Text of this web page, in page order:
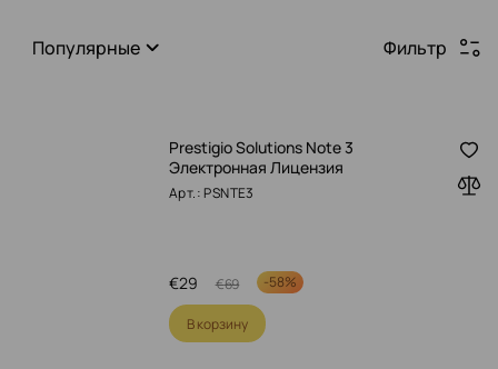
Популярные Фильтр
Prestigio Solutions Note 3
Электронная Лицензия
Арт.: PSNTE3
29
€ 69
€ -58%
В корзину